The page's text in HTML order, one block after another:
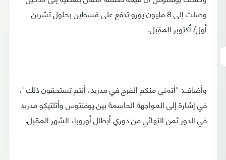
وصلت إلى 8 مليون يورو تدفع على قسطين بحلول تشرين
أول/ أكتوبر المقبل.
وأضاف: "أتمنى منكم الفرح في مدريد، أنتم تستحقون ذلك"،
في إشارة إلى المواجهة الحاسمة بين يوفنتوس وأتلتيكو مدريد
في الدور ثمن النهائي من دوري أبطال أوروبا، الشهر المقبل.